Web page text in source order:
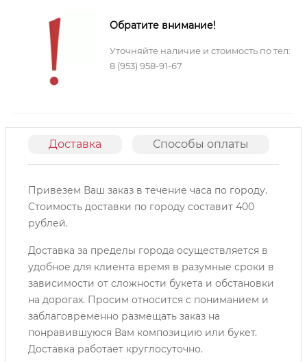
Обратите внимание!
Уточняйте наличие и стоимость по тел:
8 (953) 958-91-67
Доставка Способы оплаты
Привезем Ваш заказ в течение часа по городу.
Cтоимость доставки по городу составит 400
рублей.
Доставка за пределы города осуществляется в
удобное для клиента время в разумные сроки в
зависимости от сложности букета и обстановки
на дорогах. Просим относится с пониманием и
заблаговременно размещать заказ на
понравившуюся Вам композицию или букет.
Доставка работает круглосуточно.